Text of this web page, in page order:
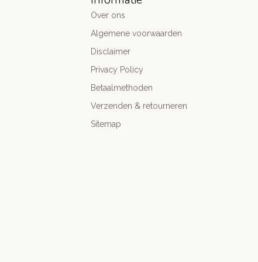
Over ons
Algemene voorwaarden
Disclaimer
Privacy Policy
Betaalmethoden
Verzenden & retourneren
Sitemap